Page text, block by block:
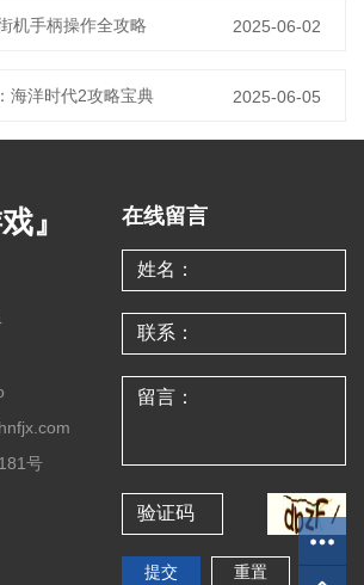
机手柄操作全攻略 2025-06-02
海洋时代2攻略宝典 2025-06-05
』
号
在线留言